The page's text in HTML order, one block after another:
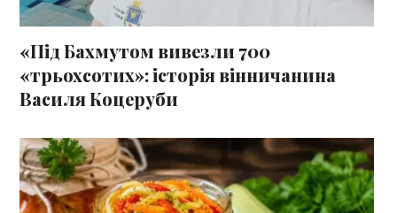
«Під Бахмутом вивезли 700
«трьохсотих»: історія вінничанина
Василя Коцеруби